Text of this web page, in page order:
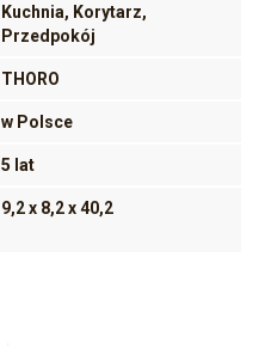
Kuchnia, Korytarz,
Przedpokój
THORO
w Polsce
5 lat
9,2 x 8,2 x 40,2